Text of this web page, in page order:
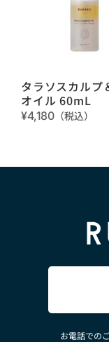
タラソスカルプ
オイル 60mL
¥4,180 （税込）
お電話での